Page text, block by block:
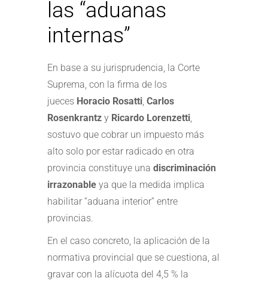
las “aduanas
internas”
En base a su jurisprudencia, la Corte
Suprema, con la firma de los
jueces Horacio Rosatti, Carlos
Rosenkrantz y Ricardo Lorenzetti,
sostuvo que cobrar un impuesto más
alto solo por estar radicado en otra
provincia constituye una discriminación
irrazonable ya que la medida implica
habilitar “aduana interior” entre
provincias.
En el caso concreto, la aplicación de la
normativa provincial que se cuestiona, al
gravar con la alícuota del 4,5 % la